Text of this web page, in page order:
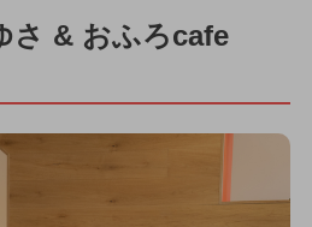
さ & おふろcafe